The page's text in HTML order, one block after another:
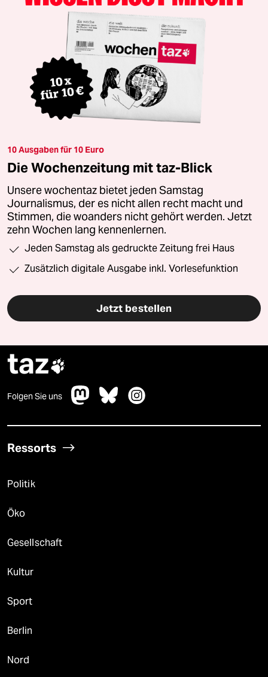
10 Ausgaben für 10 Euro
Die Wochenzeitung mit taz-Blick
Unsere wochentaz bietet jeden Samstag
Journalismus, der es nicht allen recht macht und
Stimmen, die woanders nicht gehört werden. Jetzt
zehn Wochen lang kennenlernen.
Jeden Samstag als gedruckte Zeitung frei Haus
Zusätzlich digitale Ausgabe inkl. Vorlesefunktion
Jetzt bestellen
taz
Folgen Sie uns
Ressorts
Politik
Öko
Gesellschaft
Kultur
Sport
Berlin
Nord